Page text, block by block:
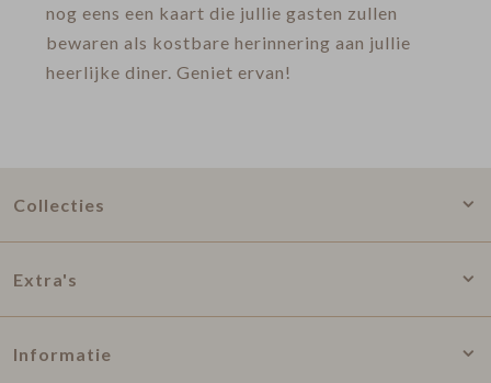
nog eens een kaart die jullie gasten zullen
bewaren als kostbare herinnering aan jullie
heerlijke diner. Geniet ervan!
Collecties
Extra's
Informatie